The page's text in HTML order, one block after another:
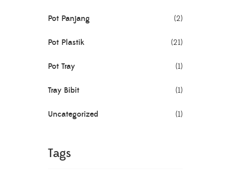
Pot Panjang (2)
Pot Plastik (21)
Pot Tray (1)
Tray Bibit (1)
Uncategorized (1)
Tags